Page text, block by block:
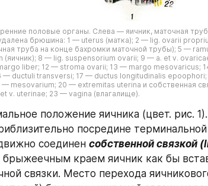
половые органы. Слева — яичник, маточная
брюшина: 1 — uterus (матка); 2 — lig. ovarii
труба на конце бахромки маточной трубы); 5 —
(яичник); 8 — lig. suspensorium ovarii; 9 — a. et v.
liber; 12 — stroma ovarii; 13 — margo mesovaricus;
— ductuli transversi; 17 — ductus longitudinalis
mesovarium; 20 — extremitas uterina и собственная
v. uterinae; 23 — vagina (влагалище).
положение яичника (цвет. рис.
посредине
соединен собственной связкой
краем яичник как бы
связки. Место перехода